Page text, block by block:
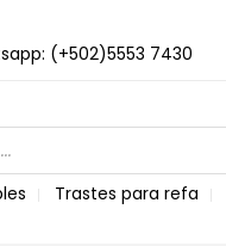
(+502)5553 7430
Trastes para refa